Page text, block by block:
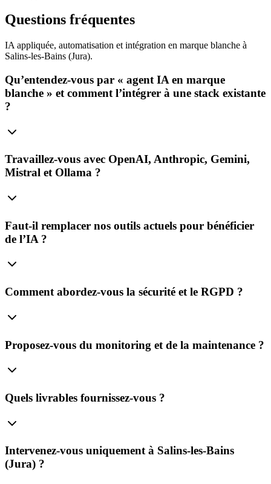
Questions fréquentes
IA appliquée, automatisation et intégration en marque blanche à
Salins‑les‑Bains (Jura).
Qu’entendez‑vous par « agent IA en marque
blanche » et comment l’intégrer à une stack existante
?
Travaillez‑vous avec OpenAI, Anthropic, Gemini,
Mistral et Ollama ?
Faut‑il remplacer nos outils actuels pour bénéficier
de l’IA ?
Comment abordez‑vous la sécurité et le RGPD ?
Proposez‑vous du monitoring et de la maintenance ?
Quels livrables fournissez‑vous ?
Intervenez‑vous uniquement à Salins‑les‑Bains
(Jura) ?